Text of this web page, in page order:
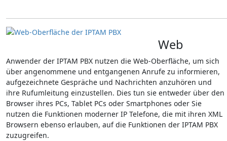
Web
Anwender der IPTAM PBX nutzen die Web-Oberfläche, um sich
über angenommene und entgangenen Anrufe zu informieren,
aufgezeichnete Gespräche und Nachrichten anzuhören und
ihre Rufumleitung einzustellen. Dies tun sie entweder über den
Browser ihres PCs, Tablet PCs oder Smartphones oder Sie
nutzen die Funktionen moderner IP Telefone, die mit ihren XML
Browsern ebenso erlauben, auf die Funktionen der IPTAM PBX
zuzugreifen.